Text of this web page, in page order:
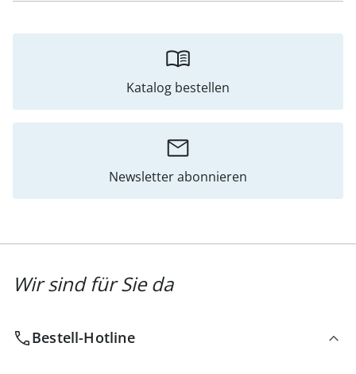
Katalog bestellen
Newsletter abonnieren
Wir sind für Sie da
Bestell-Hotline